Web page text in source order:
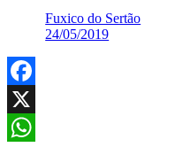
Fuxico do Sertão
24/05/2019
Facebook
X